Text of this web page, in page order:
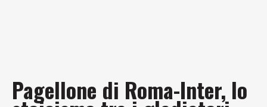
Pagellone di Roma-Inter, lo